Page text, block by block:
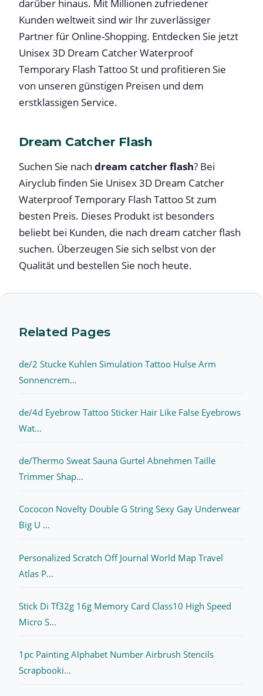
darüber hinaus. Mit Millionen zufriedener
Kunden weltweit sind wir Ihr zuverlässiger
Partner für Online-Shopping. Entdecken Sie jetzt
Unisex 3D Dream Catcher Waterproof
Temporary Flash Tattoo St und profitieren Sie
von unseren günstigen Preisen und dem
erstklassigen Service.
Dream Catcher Flash
Suchen Sie nach dream catcher flash? Bei
Airyclub finden Sie Unisex 3D Dream Catcher
Waterproof Temporary Flash Tattoo St zum
besten Preis. Dieses Produkt ist besonders
beliebt bei Kunden, die nach dream catcher flash
suchen. Überzeugen Sie sich selbst von der
Qualität und bestellen Sie noch heute.
Related Pages
de/2 Stucke Kuhlen Simulation Tattoo Hulse Arm
Sonnencrem...
de/4d Eyebrow Tattoo Sticker Hair Like False Eyebrows
Wat...
de/Thermo Sweat Sauna Gurtel Abnehmen Taille
Trimmer Shap...
Cococon Novelty Double G String Sexy Gay Underwear
Big U ...
Personalized Scratch Off Journal World Map Travel
Atlas P...
Stick Di Tf32g 16g Memory Card Class10 High Speed
Micro S...
1pc Painting Alphabet Number Airbrush Stencils
Scrapbooki...